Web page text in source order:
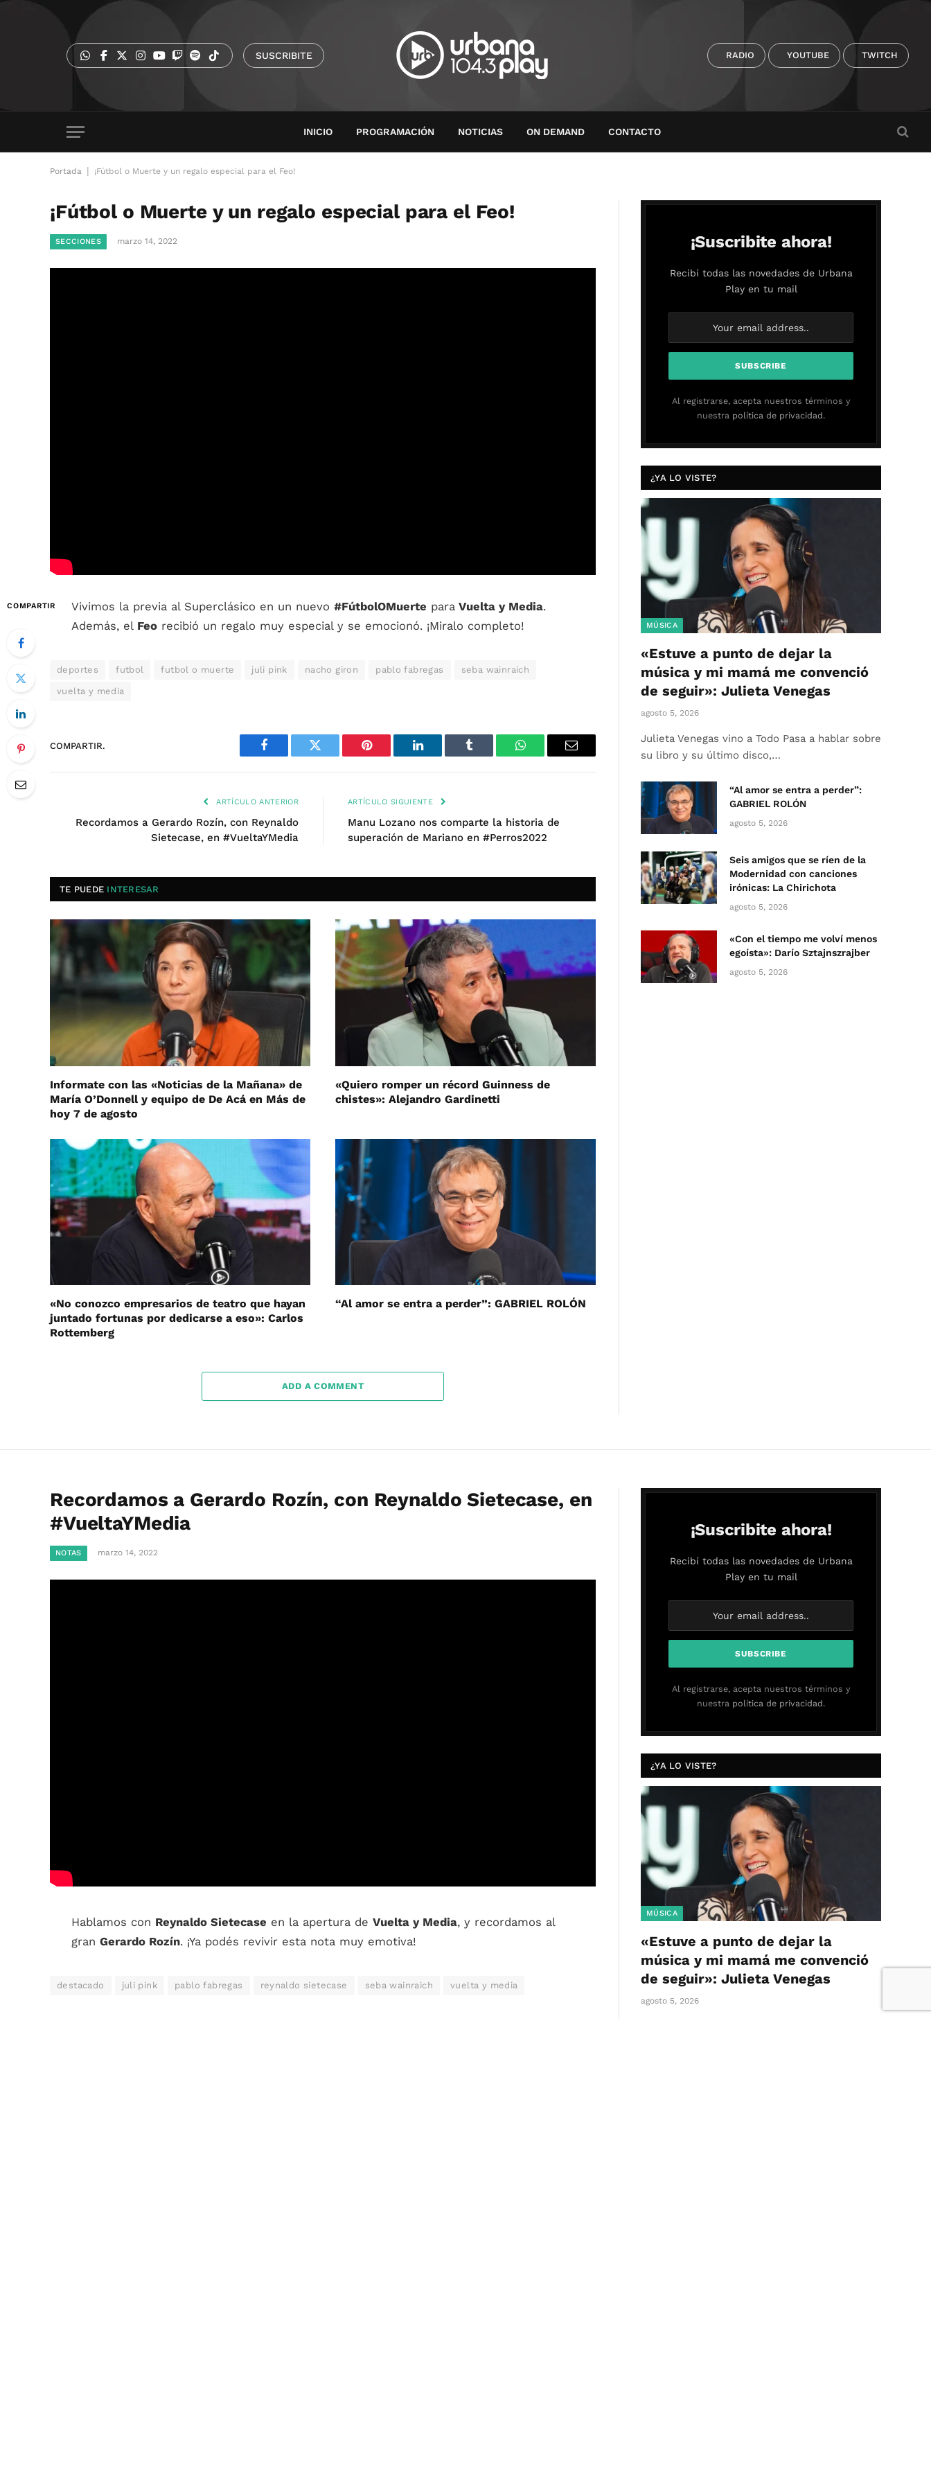
SUSCRIBITE RADIO YOUTUBE TWITCH
INICIO PROGRAMACIÓN NOTICIAS ON DEMAND CONTACTO
Portada ¡Fútbol o Muerte y un regalo especial para el Feo!
¡Fútbol o Muerte y un regalo especial para el Feo!
SECCIONES marzo 14, 2022
COMPARTIR Vivimos la previa al Superclásico en un nuevo #FútbolOMuerte para Vuelta y Media.
Además, el Feo recibió un regalo muy especial y se emocionó. ¡Miralo completo!
deportes futbol futbol o muerte juli pink nacho giron pablo fabregas seba wainraich
vuelta y media
COMPARTIR.
Facebook Twitter Pinterest LinkedIn Tumblr WhatsAppEmail
ARTÍCULO ANTERIOR
Recordamos a Gerardo Rozín, con Reynaldo
Sietecase, en #VueltaYMedia
ARTÍCULO SIGUIENTE
Manu Lozano nos comparte la historia de
superación de Mariano en #Perros2022
TE PUEDE INTERESAR
Informate con las «Noticias de la Mañana» de
María O’Donnell y equipo de De Acá en Más de
hoy 7 de agosto
«Quiero romper un récord Guinness de
chistes»: Alejandro Gardinetti
«No conozco empresarios de teatro que hayan
juntado fortunas por dedicarse a eso»: Carlos
Rottemberg
“Al amor se entra a perder”: GABRIEL ROLÓN
ADD A COMMENT
¡Suscribite ahora!
Recibí todas las novedades de Urbana
Play en tu mail
Al registrarse, acepta nuestros términos y
nuestra política de privacidad.
¿YA LO VISTE?
MÚSICA
«Estuve a punto de dejar la
música y mi mamá me convenció
de seguir»: Julieta Venegas
agosto 5, 2026
Julieta Venegas vino a Todo Pasa a hablar sobre
su libro y su último disco,…
“Al amor se entra a perder”:
GABRIEL ROLÓN
agosto 5, 2026
Seis amigos que se ríen de la
Modernidad con canciones
irónicas: La Chirichota
agosto 5, 2026
«Con el tiempo me volví menos
egoísta»: Darío Sztajnszrajber
agosto 5, 2026
Recordamos a Gerardo Rozín, con Reynaldo Sietecase, en
#VueltaYMedia
NOTAS marzo 14, 2022
Hablamos con Reynaldo Sietecase en la apertura de Vuelta y Media, y recordamos al
gran Gerardo Rozín. ¡Ya podés revivir esta nota muy emotiva!
destacado juli pink pablo fabregas reynaldo sietecase seba wainraich vuelta y media
¡Suscribite ahora!
Recibí todas las novedades de Urbana
Play en tu mail
Al registrarse, acepta nuestros términos y
nuestra política de privacidad.
¿YA LO VISTE?
MÚSICA
«Estuve a punto de dejar la
música y mi mamá me convenció
de seguir»: Julieta Venegas
agosto 5, 2026